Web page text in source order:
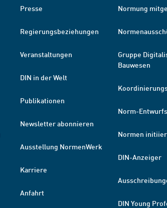
Presse
Regierungsbeziehungen
Veranstaltungen
DIN in der Welt
Publikationen
Newsletter abonnieren
Ausstellung NormenWerk
Karriere
Anfahrt
Normung
Gruppe
Bauwesen
Norm-
Normen
DIN-Anzeiger
DIN Young